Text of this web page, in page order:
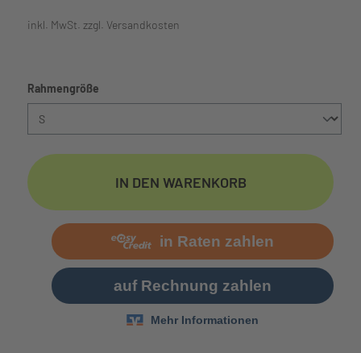
inkl. MwSt. zzgl. Versandkosten
Rahmengröße
IN DEN WARENKORB